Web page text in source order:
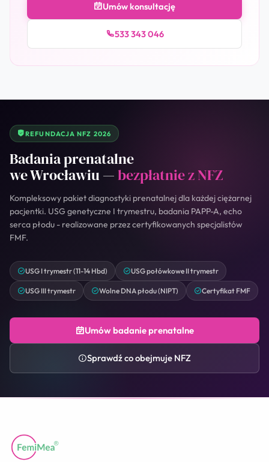
Umów konsultację
533 343 046
REFUNDACJA NFZ 2026
Badania prenatalne
we Wrocławiu —bezpłatnie z NFZ
Kompleksowy pakiet diagnostyki prenatalnej dla każdej ciężarnej
pacjentki. USG genetyczne I trymestru, badania PAPP-A, echo
serca płodu - realizowane przez certyfikowanych specjalistów
FMF.
USG I trymestr (11-14 Hbd) USG połówkowe II trymestr
USG III trymestr Wolne DNA płodu (NIPT) Certyfikat FMF
Umów badanie prenatalne
Sprawdź co obejmuje NFZ